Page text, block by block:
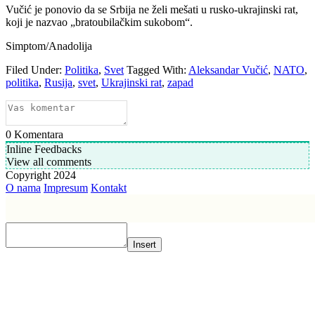
Vučić je ponovio da se Srbija ne želi mešati u rusko-ukrajinski rat,
koji je nazvao „bratoubilačkim sukobom“.
Simptom/Anadolija
Filed Under: Politika, Svet Tagged With: Aleksandar Vučić, NATO,
politika, Rusija, svet, Ukrajinski rat, zapad
0 Komentara
Inline Feedbacks
View all comments
Copyright 2024
O nama Impresum Kontakt
Insert